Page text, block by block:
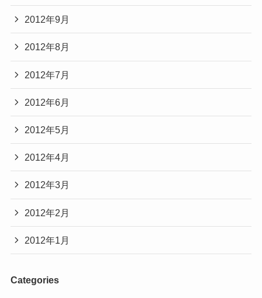
2012年9月
2012年8月
2012年7月
2012年6月
2012年5月
2012年4月
2012年3月
2012年2月
2012年1月
Categories